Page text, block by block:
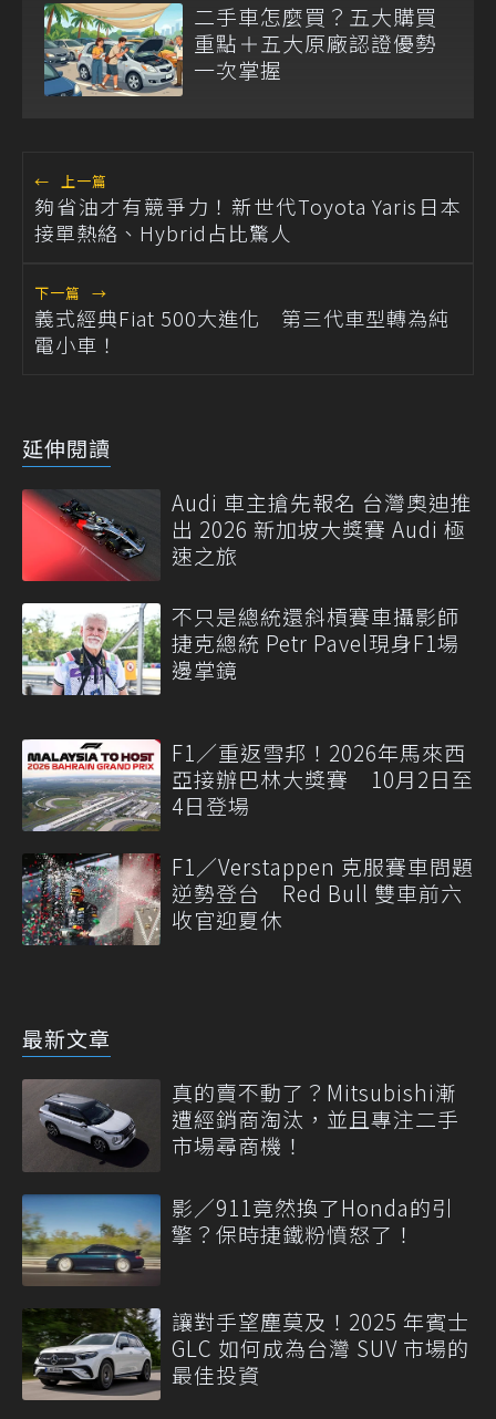
二手車怎麼買？五大購買
重點＋五大原廠認證優勢
一次掌握
← 上一篇
夠省油才有競爭力！新世代Toyota Yaris日本
接單熱絡、Hybrid占比驚人
下一篇 →
義式經典Fiat 500大進化 第三代車型轉為純
電小車！
延伸閱讀
Audi 車主搶先報名 台灣奧迪推
出 2026 新加坡大獎賽 Audi 極
速之旅
不只是總統還斜槓賽車攝影師
捷克總統 Petr Pavel現身F1場
邊掌鏡
F1／重返雪邦！2026年馬來西
亞接辦巴林大獎賽 10月2日至
4日登場
F1／Verstappen 克服賽車問題
逆勢登台 Red Bull 雙車前六
收官迎夏休
最新文章
真的賣不動了？Mitsubishi漸
遭經銷商淘汰，並且專注二手
市場尋商機！
影／911竟然換了Honda的引
擎？保時捷鐵粉憤怒了！
讓對手望塵莫及！2025 年賓士
GLC 如何成為台灣 SUV 市場的
最佳投資